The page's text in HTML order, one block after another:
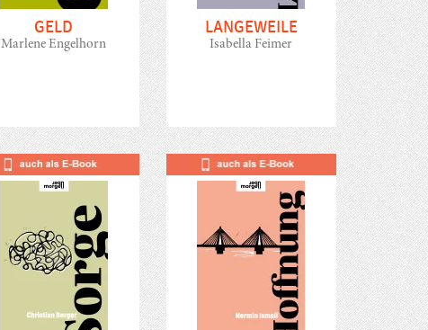
GELD
Marlene Engelhorn
LANGEWEILE
Isabella Feimer